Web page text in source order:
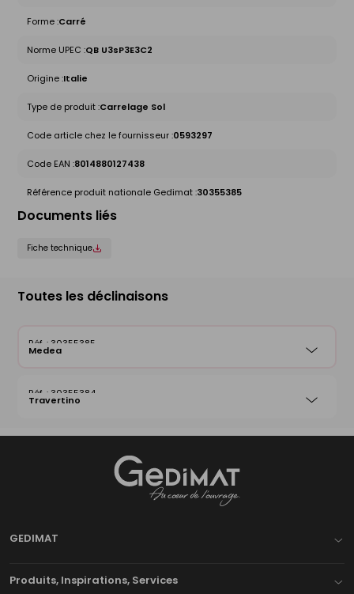
Forme :Carré
Norme UPEC :QB U3sP3E3C2
Origine :Italie
Type de produit :Carrelage Sol
Code article chez le fournisseur :0593297
Code EAN :8014880127438
Référence produit nationale Gedimat :30355385
Documents liés
Fiche technique
Toutes les déclinaisons
30355385
Medea
30355384
Travertino
GEDIMAT
Produits, Inspirations, Services